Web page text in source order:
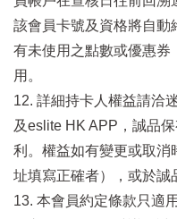
該會員卡號及資格將自動
有未使用之點數或優惠券
用。
12. 詳細持卡人權益請洽
及eslite HK APP，誠品
利。權益如有變更或取消
址填寫正確者），或於誠
13. 本會員約定條款只適